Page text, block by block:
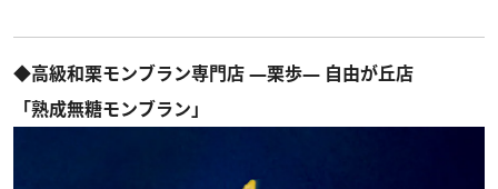
◆高級和栗モンブラン専門店 ―栗歩― 自由が丘店
「熟成無糖モンブラン」